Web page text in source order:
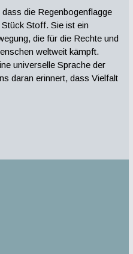
die Regenbogenflagge
Stoff. Sie ist ein
die für die Rechte und
weltweit kämpft.
universelle Sprache der
daran erinnert, dass Vielfalt